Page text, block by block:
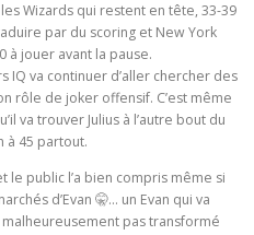
Wizards qui restent en tête, 33-39
par du scoring et New York
à jouer avant la pause.
IQ va continuer d’aller chercher des
rôle de joker offensif. C’est même
va trouver Julius à l’autre bout du
à 45 partout.
le public l’a bien compris même si
d’Evan 🤫… un Evan qui va
pas transformé